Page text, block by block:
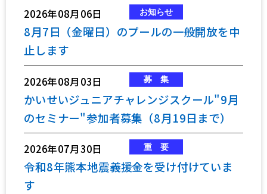
2026年08月06日
8月7日（金曜日）のプールの一般開放を中
止します
2026年08月03日
かいせいジュニアチャレンジスクール"9月
のセミナー"参加者募集（8月19日まで）
2026年07月30日
令和8年熊本地震義援金を受け付けていま
す